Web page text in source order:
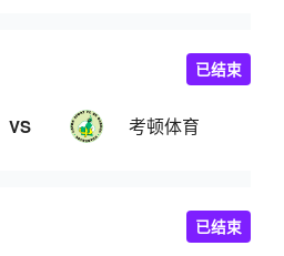
VS 考顿体育
已结束
已结束